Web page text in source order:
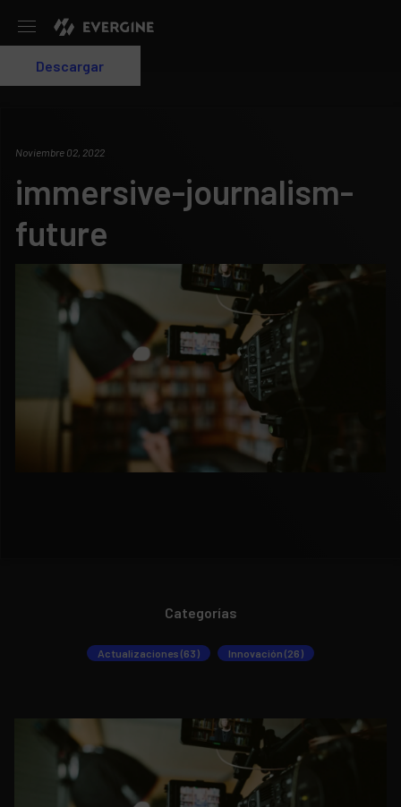
Login
Descargar
Noviembre 02, 2022
immersive-journalism-
future
Categorías
Actualizaciones (63) Innovación (26)